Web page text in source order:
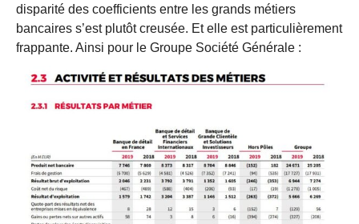
disparité des coefficients entre les grands métiers
bancaires s’est plutôt creusée. Et elle est particulièrement
frappante. Ainsi pour le Groupe Société Générale :